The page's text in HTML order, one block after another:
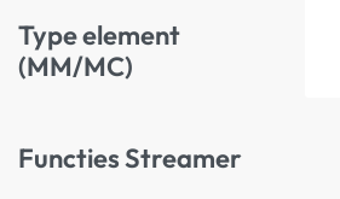
Type element
(MM/MC)
Functies Streamer